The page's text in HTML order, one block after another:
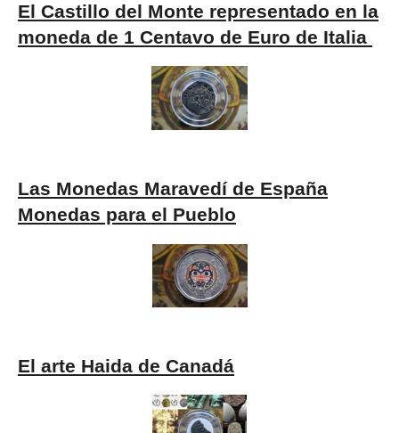
El Castillo del Monte representado en la
moneda de 1 Centavo de Euro de Italia
Las Monedas Maravedí de España
Monedas para el Pueblo
El arte Haida de Canadá